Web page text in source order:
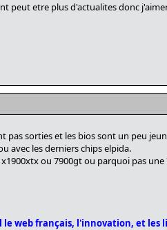
peut etre plus d'actualites donc
pas sorties et les bios sont un peu
avec les derniers chips elpida.
ou 7900gt ou parquoi pas une
web français, l'innovation, et les